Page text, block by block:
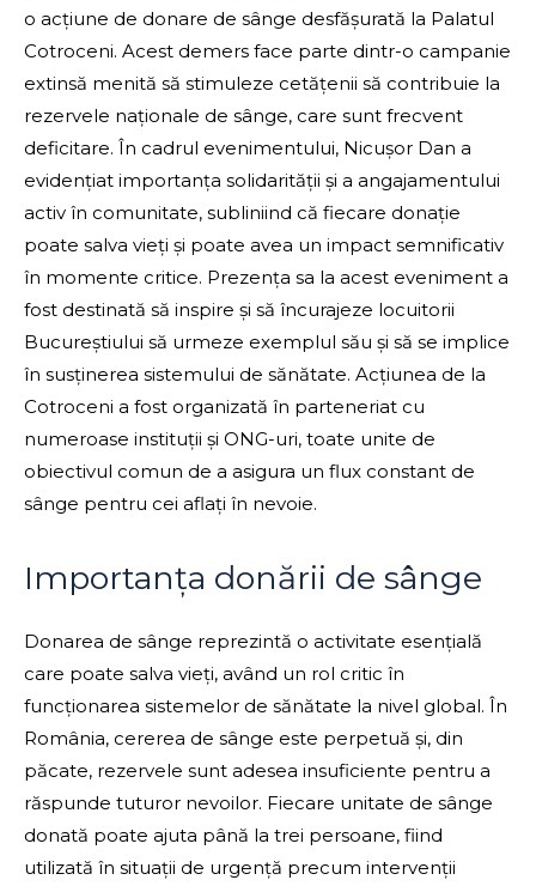
o acțiune de donare de sânge desfășurată la Palatul
Cotroceni. Acest demers face parte dintr-o campanie
extinsă menită să stimuleze cetățenii să contribuie la
rezervele naționale de sânge, care sunt frecvent
deficitare. În cadrul evenimentului, Nicușor Dan a
evidențiat importanța solidarității și a angajamentului
activ în comunitate, subliniind că fiecare donație
poate salva vieți și poate avea un impact semnificativ
în momente critice. Prezența sa la acest eveniment a
fost destinată să inspire și să încurajeze locuitorii
Bucureștiului să urmeze exemplul său și să se implice
în susținerea sistemului de sănătate. Acțiunea de la
Cotroceni a fost organizată în parteneriat cu
numeroase instituții și ONG-uri, toate unite de
obiectivul comun de a asigura un flux constant de
sânge pentru cei aflați în nevoie.
Importanța donării de sânge
Donarea de sânge reprezintă o activitate esențială
care poate salva vieți, având un rol critic în
funcționarea sistemelor de sănătate la nivel global. În
România, cererea de sânge este perpetuă și, din
păcate, rezervele sunt adesea insuficiente pentru a
răspunde tuturor nevoilor. Fiecare unitate de sânge
donată poate ajuta până la trei persoane, fiind
utilizată în situații de urgență precum intervenții